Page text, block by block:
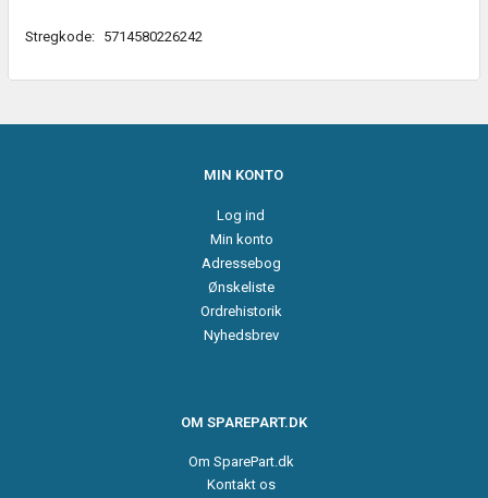
Stregkode: 5714580226242
MIN KONTO
Log ind
Min konto
Adressebog
Ønskeliste
Ordrehistorik
Nyhedsbrev
OM SPAREPART.DK
Om SparePart.dk
Kontakt os